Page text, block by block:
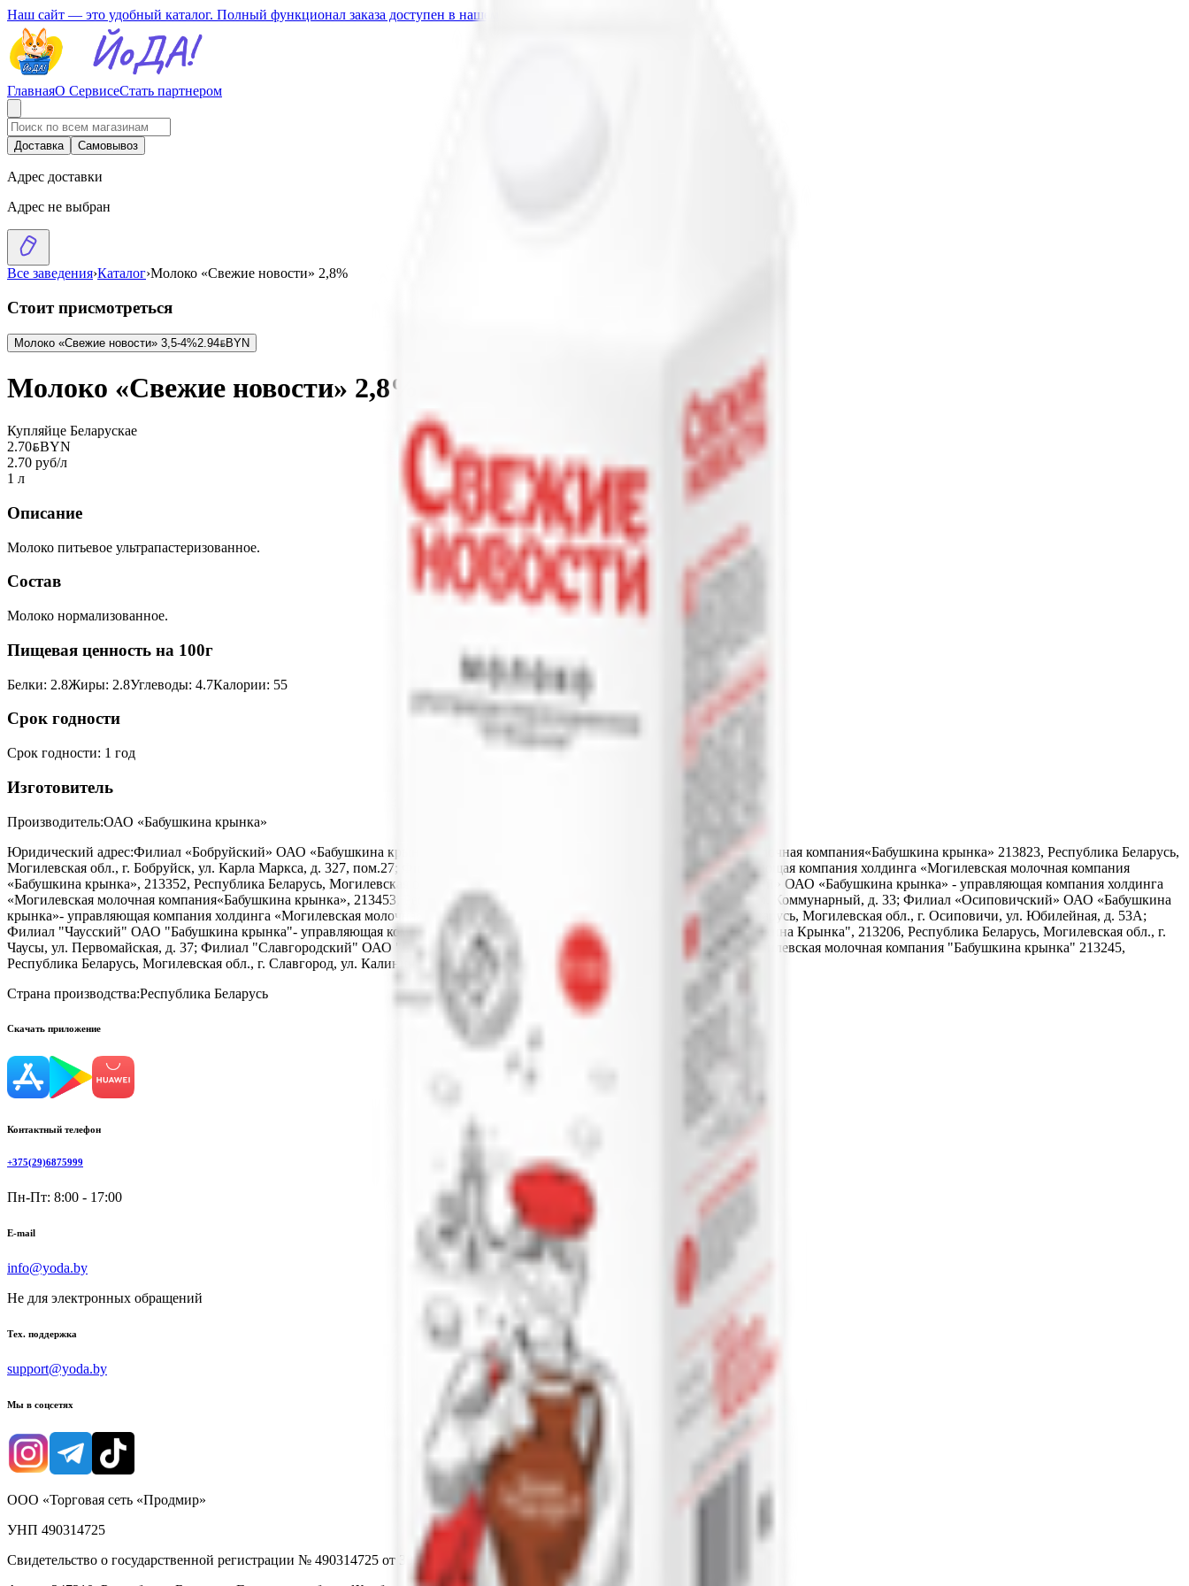
Наш сайт — это удобный каталог. Полный функционал заказа доступен в нашем приложении.
ГлавнаяО СервисеСтать партнером
Доставка Самовывоз
Адрес доставки
Адрес не выбран
Все заведения›Каталог›Молоко «Свежие новости» 2,8%
Стоит присмотреться
Молоко «Свежие новости» 3,5-4%2.94BYNBYN
Молоко «Свежие новости» 2,8%
Купляйце Беларускае
2.70BYNBYN
2.70 руб/л
1 л
Описание
Молоко питьевое ультрапастеризованное.
Состав
Молоко нормализованное.
Пищевая ценность на 100г
Белки: 2.8Жиры: 2.8Углеводы: 4.7Калории: 55
Срок годности
Срок годности: 1 год
Изготовитель
Производитель:ОАО «Бабушкина крынка»
Юридический адрес:Филиал «Бобруйский» ОАО «Бабушкина крынка»- управляющая компания холдинга «Могилевская молочная компания«Бабушкина крынка» 213823, Республика Беларусь,
Могилевская обл., г. Бобруйск, ул. Карла Маркса, д. 327, пом.27; Филиал «Быховский» ОАО «Бабушкина крынка» - управляющая компания холдинга «Могилевская молочная компания
«Бабушкина крынка», 213352, Республика Беларусь, Могилевская обл., г. Быхов, ул. Некрасова, д. 42; Филиал «Мстиславский» ОАО «Бабушкина крынка» - управляющая компания холдинга
«Могилевская молочная компания«Бабушкина крынка», 213453, Республика Беларусь, Могилевская обл., г. Мстиславль, пер. Коммунарный, д. 33; Филиал «Осиповичский» ОАО «Бабушкина
крынка»- управляющая компания холдинга «Могилевская молочная компания Бабушкина крынка», 213760, Республика Беларусь, Могилевская обл., г. Осиповичи, ул. Юбилейная, д. 53А;
Филиал "Чаусский" ОАО "Бабушкина крынка"- управляющая компания холдинга "Могилевская молочная компания "Бабушкина Крынка", 213206, Республика Беларусь, Могилевская обл., г.
Чаусы, ул. Первомайская, д. 37; Филиал "Славгородский" ОАО "Бабушкина крынка"-управляющая компания холдинга "Могилевская молочная компания "Бабушкина крынка" 213245,
Республика Беларусь, Могилевская обл., г. Славгород, ул. Калинина, д. 55
Страна производства:Республика Беларусь
Скачать приложение
Контактный телефон
+375(29)6875999
Пн-Пт: 8:00 - 17:00
E-mail
info@yoda.by
Не для электронных обращений
Тех. поддержка
support@yoda.by
Мы в соцсетях
ООО «Торговая сеть «Продмир»
УНП 490314725
Свидетельство о государственной регистрации № 490314725 от 30.05.2003г выдано Гомельским облисполкомом